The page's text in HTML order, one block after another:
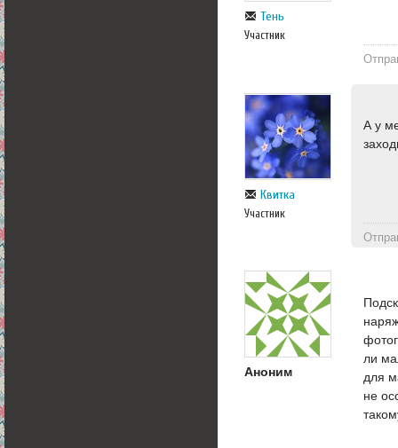
Тень
Участник
Квитка
Участник
А у
Аноним
ли
для
не